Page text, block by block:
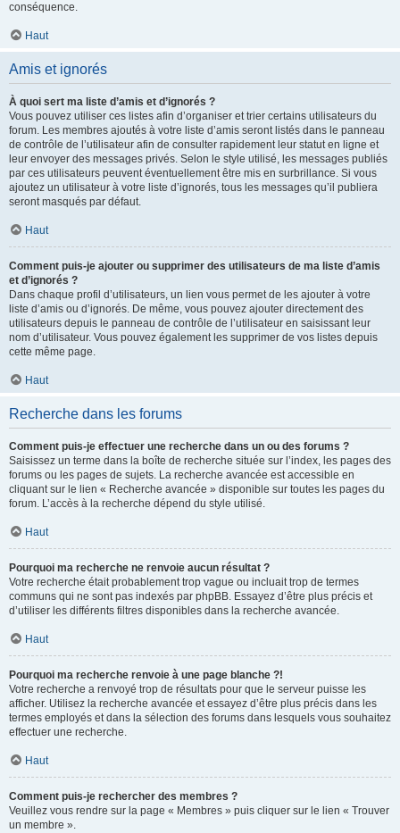
conséquence.
Haut
Amis et ignorés
À quoi sert ma liste d’amis et d’ignorés ?
Vous pouvez utiliser ces listes afin d’organiser et trier certains utilisateurs du
forum. Les membres ajoutés à votre liste d’amis seront listés dans le panneau
de contrôle de l’utilisateur afin de consulter rapidement leur statut en ligne et
leur envoyer des messages privés. Selon le style utilisé, les messages publiés
par ces utilisateurs peuvent éventuellement être mis en surbrillance. Si vous
ajoutez un utilisateur à votre liste d’ignorés, tous les messages qu’il publiera
seront masqués par défaut.
Haut
Comment puis-je ajouter ou supprimer des utilisateurs de ma liste d’amis
et d’ignorés ?
Dans chaque profil d’utilisateurs, un lien vous permet de les ajouter à votre
liste d’amis ou d’ignorés. De même, vous pouvez ajouter directement des
utilisateurs depuis le panneau de contrôle de l’utilisateur en saisissant leur
nom d’utilisateur. Vous pouvez également les supprimer de vos listes depuis
cette même page.
Haut
Recherche dans les forums
Comment puis-je effectuer une recherche dans un ou des forums ?
Saisissez un terme dans la boîte de recherche située sur l’index, les pages des
forums ou les pages de sujets. La recherche avancée est accessible en
cliquant sur le lien « Recherche avancée » disponible sur toutes les pages du
forum. L’accès à la recherche dépend du style utilisé.
Haut
Pourquoi ma recherche ne renvoie aucun résultat ?
Votre recherche était probablement trop vague ou incluait trop de termes
communs qui ne sont pas indexés par phpBB. Essayez d’être plus précis et
d’utiliser les différents filtres disponibles dans la recherche avancée.
Haut
Pourquoi ma recherche renvoie à une page blanche ?!
Votre recherche a renvoyé trop de résultats pour que le serveur puisse les
afficher. Utilisez la recherche avancée et essayez d’être plus précis dans les
termes employés et dans la sélection des forums dans lesquels vous souhaitez
effectuer une recherche.
Haut
Comment puis-je rechercher des membres ?
Veuillez vous rendre sur la page « Membres » puis cliquer sur le lien « Trouver
un membre ».